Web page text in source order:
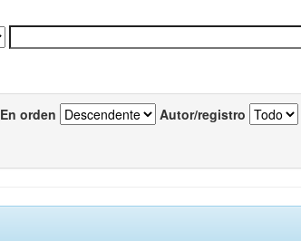
En orden Autor/registro